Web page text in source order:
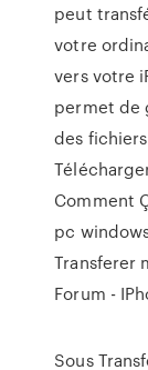
peut
votre
vers votre
permet de
des
Comment
pc
Transferer
Forum -
Sous